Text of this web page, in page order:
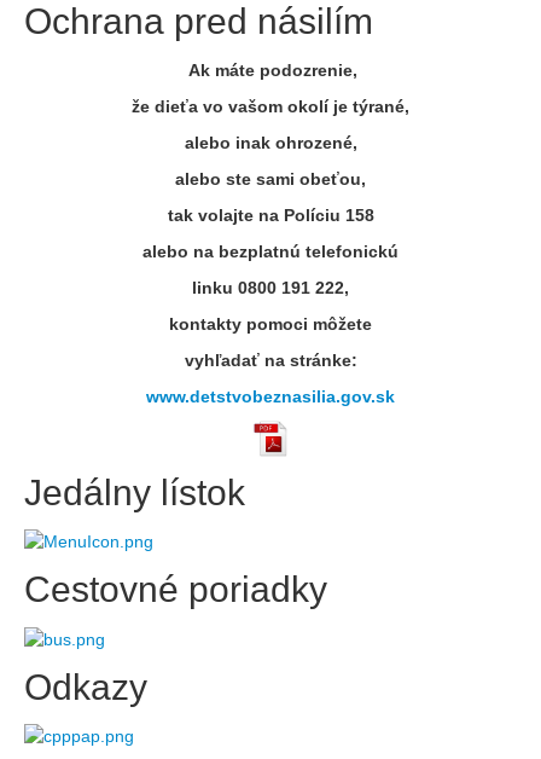
Ochrana pred násilím
Ak máte podozrenie,
že dieťa vo vašom okolí je týrané,
alebo inak ohrozené,
alebo ste sami obeťou,
tak volajte na Políciu 158
alebo na bezplatnú telefonickú
linku 0800 191 222,
kontakty pomoci môžete
vyhľadať na stránke:
www.detstvobeznasilia.gov.sk
Jedálny lístok
Cestovné poriadky
Odkazy